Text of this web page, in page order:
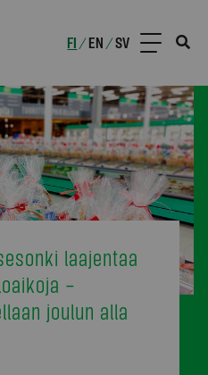
FI /EN /SV
laajentaa
–
joulun alla